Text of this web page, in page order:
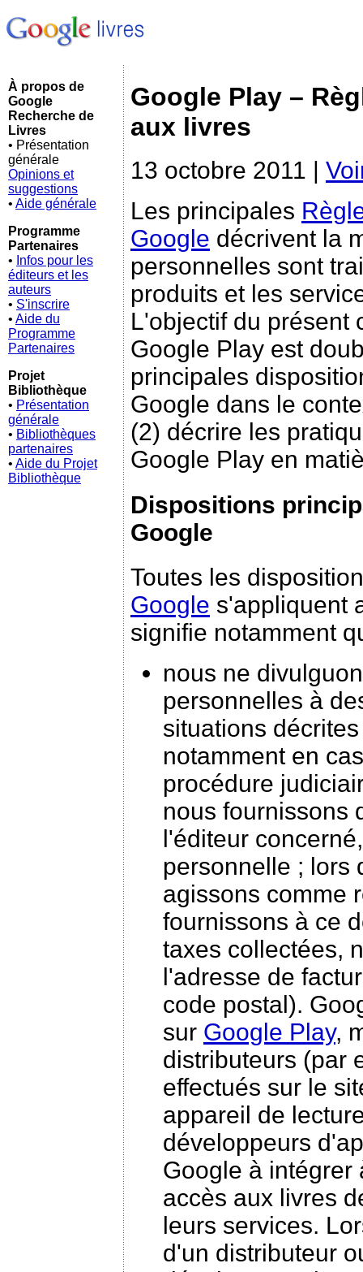
À propos de
Google
Recherche de
Livres
• Présentation
générale
Opinions et
suggestions
• Aide générale
Programme
Partenaires
• Infos pour les
éditeurs et les
auteurs
• S'inscrire
• Aide du
Programme
Partenaires
Projet
Bibliothèque
• Présentation
générale
• Bibliothèques
partenaires
• Aide du Projet
Bibliothèque
Google Play –
aux livres
13 octobre 2011 |
Les principales
Google décrivent la
personnelles sont
produits et les
L'objectif du présent
Google Play est
principales
Google dans le
(2) décrire les
Google Play en
Dispositions
Google
Toutes les
Google s'appliquent
signifie notamment
nous ne
personnelles à
situations
notamment en
procédure
nous fournissons
l'éditeur
personnelle ; lors
agissons comme
fournissons à ce
taxes collectées,
l'adresse de
code postal).
sur Google Play,
distributeurs (par
effectués sur le
appareil de
développeurs
Google à intégrer
accès aux livres
leurs services.
d'un distributeur